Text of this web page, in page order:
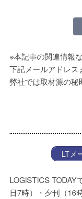
※本記事の関連情報
下記メールアドレス
弊社では取材源の秘
LTメ
LOGISTICS TODAY
日7時）・夕刊（16